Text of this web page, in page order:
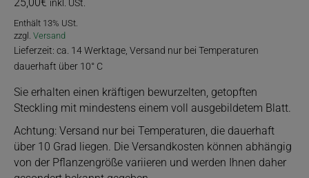
inkl. USt.
Enthält 13% USt.
zzgl. Versand
Lieferzeit: ca. 14 Werktage, Versand nur bei Temperaturen
dauerhaft über 10° C
Sie erhalten einen kräftigen bewurzelten, getopften
Steckling mit mindestens einem voll ausgebildetem Blatt.
Achtung: Versand nur bei Temperaturen, die dauerhaft
über 10 Grad liegen. Die Versandkosten können abhängig
von der Pflanzengröße variieren und werden Ihnen daher